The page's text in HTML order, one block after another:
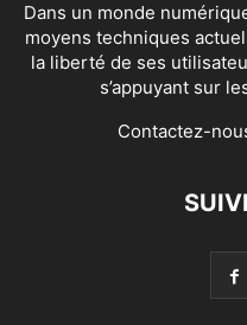
Dans un monde
moyens techniques
la liberté de ses
s’appuyant sur
Contactez-